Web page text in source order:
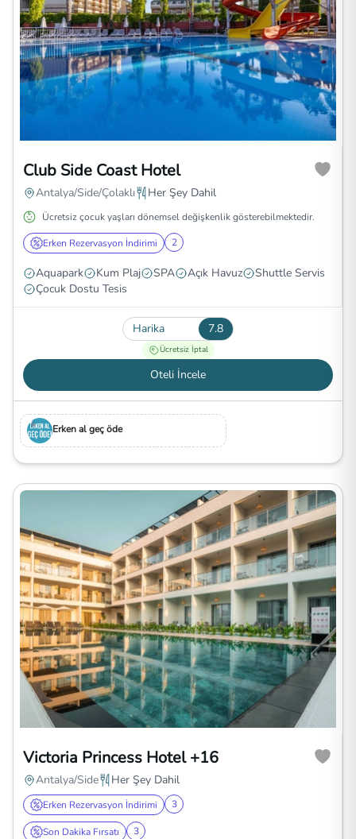
Club Side Coast Hotel
Antalya/Side/Çolaklı Her Şey Dahil
Ücretsiz çocuk yaşları dönemsel değişkenlik gösterebilmektedir.
Erken Rezervasyon İndirimi 2
Aquapark Kum Plaj SPA Açık Havuz
Shuttle Servis
Çocuk Dostu Tesis
Harika 7.8
Ücretsiz İptal
Oteli İncele
Erken al geç öde
Victoria Princess Hotel +16
Antalya/Side Her Şey Dahil
Erken Rezervasyon İndirimi 3
Son Dakika Fırsatı 3